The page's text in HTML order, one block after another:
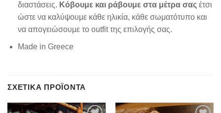
διαστάσεις. Κόβουμε και ράβουμε στα μέτρα σας έτσι
ώστε να καλύψουμε κάθε ηλικία, κάθε σωματότυπο και
να απογειώσουμε το outfit της επιλογής σας.
Made in Greece
ΣΧΕΤΙΚΆ ΠΡΟΪΌΝΤΑ